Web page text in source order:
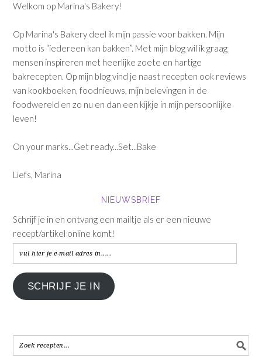
Welkom op Marina's Bakery!
Op Marina's Bakery deel ik mijn passie voor bakken. Mijn
motto is “iedereen kan bakken”. Met mijn blog wil ik graag
mensen inspireren met heerlijke zoete en hartige
bakrecepten. Op mijn blog vind je naast recepten ook reviews
van kookboeken, foodnieuws, mijn belevingen in de
foodwereld en zo nu en dan een kijkje in mijn persoonlijke
leven!
On your marks...Get ready...Set...Bake
Liefs, Marina
NIEUWSBRIEF
Schrijf je in en ontvang een mailtje als er een nieuwe
recept/artikel online komt!
vul
hier
je
e-
in.....
SCHRIJF JE IN